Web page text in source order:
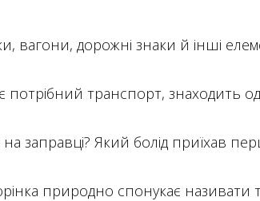
вагони, дорожні знаки й інші
потрібний транспорт, знаходить
заправці? Який болід приїхав
природно спонукає